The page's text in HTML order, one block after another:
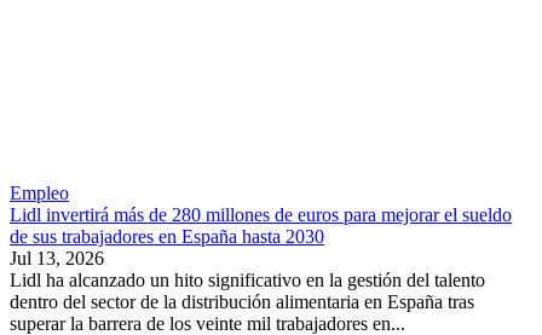
Empleo
Lidl invertirá más de 280 millones de euros para mejorar el sueldo
de sus trabajadores en España hasta 2030
Jul 13, 2026
Lidl ha alcanzado un hito significativo en la gestión del talento
dentro del sector de la distribución alimentaria en España tras
superar la barrera de los veinte mil trabajadores en...